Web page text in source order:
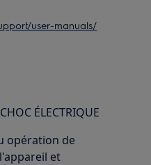
user-manuals/
ÉLECTRIQUE
opération de
et